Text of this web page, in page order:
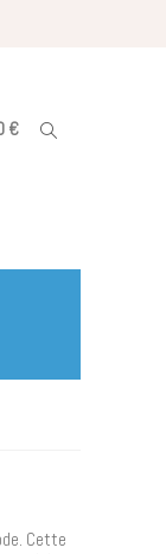
€
Cette